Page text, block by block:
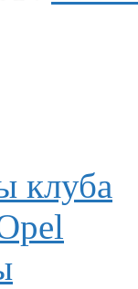
клуба